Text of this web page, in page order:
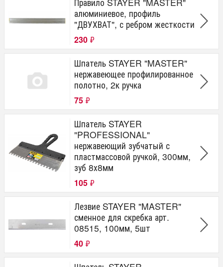
алюминиевое, профиль
"ДВУХВАТ", с ребром жесткости
230 ₽
Шпатель STAYER "MASTER"
нержавеющее профилированное
полотно, 2к ручка
75 ₽
Шпатель STAYER
"PROFESSIONAL"
нержавеющий зубчатый с
пластмассовой ручкой, 300мм,
зуб 8х8мм
105 ₽
Лезвие STAYER "MASTER"
сменное для скребка арт.
08515, 100мм, 5шт
40 ₽